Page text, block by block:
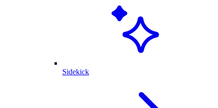
Sidekick